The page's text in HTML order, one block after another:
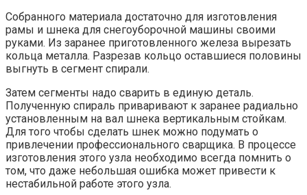
Собранного материала достаточно для изготовления
рамы и шнека для снегоуборочной машины своими
руками. Из заранее приготовленного железа вырезать
кольца металла. Разрезав кольцо оставшиеся половины
выгнуть в сегмент спирали.
Затем сегменты надо сварить в единую деталь.
Полученную спираль приваривают к заранее радиально
установленным на вал шнека вертикальным стойкам.
Для того чтобы сделать шнек можно подумать о
привлечении профессионального сварщика. В процессе
изготовления этого узла необходимо всегда помнить о
том, что даже небольшая ошибка может привести к
нестабильной работе этого узла.